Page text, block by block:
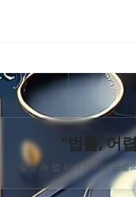
"법률, 어
일상 속 법 이야기부터 판결